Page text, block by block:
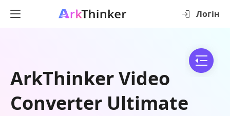
Логін
ArkThinker Video
Converter Ultimate